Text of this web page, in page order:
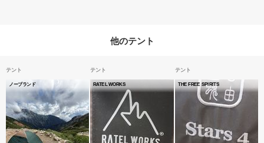
他のテント
テント
ノーブランド
テント
RATEL WORKS
テント
THE FREE SPIRITS